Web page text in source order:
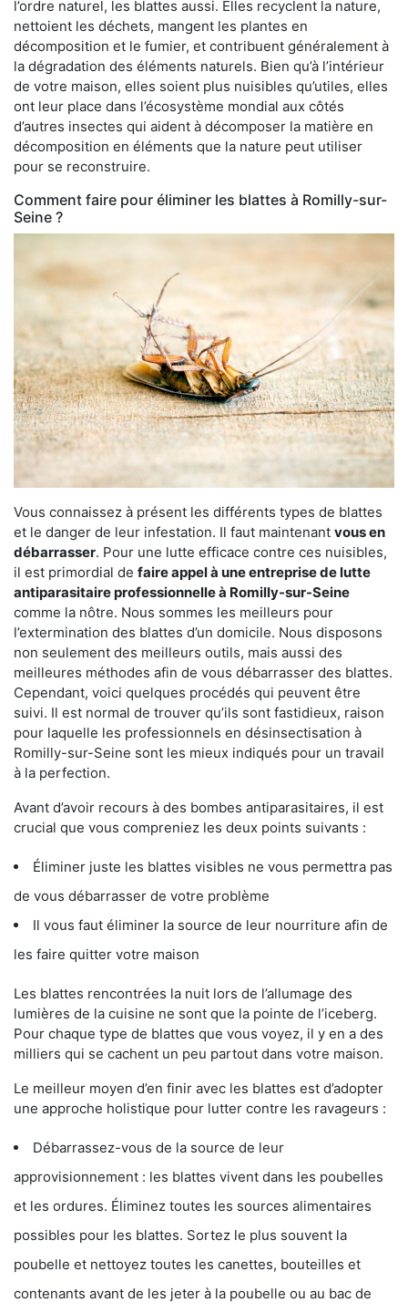
l’ordre naturel, les blattes aussi. Elles recyclent la nature,
nettoient les déchets, mangent les plantes en
décomposition et le fumier, et contribuent généralement à
la dégradation des éléments naturels. Bien qu’à l’intérieur
de votre maison, elles soient plus nuisibles qu’utiles, elles
ont leur place dans l’écosystème mondial aux côtés
d’autres insectes qui aident à décomposer la matière en
décomposition en éléments que la nature peut utiliser
pour se reconstruire.
Comment faire pour éliminer les blattes à Romilly-sur-
Seine ?
Vous connaissez à présent les différents types de blattes
et le danger de leur infestation. Il faut maintenant vous en
débarrasser. Pour une lutte efficace contre ces nuisibles,
il est primordial de faire appel à une entreprise de lutte
antiparasitaire professionnelle à Romilly-sur-Seine
comme la nôtre. Nous sommes les meilleurs pour
l’extermination des blattes d’un domicile. Nous disposons
non seulement des meilleurs outils, mais aussi des
meilleures méthodes afin de vous débarrasser des blattes.
Cependant, voici quelques procédés qui peuvent être
suivi. Il est normal de trouver qu’ils sont fastidieux, raison
pour laquelle les professionnels en désinsectisation à
Romilly-sur-Seine sont les mieux indiqués pour un travail
à la perfection.
Avant d’avoir recours à des bombes antiparasitaires, il est
crucial que vous compreniez les deux points suivants :
Éliminer juste les blattes visibles ne vous permettra pas
de vous débarrasser de votre problème
Il vous faut éliminer la source de leur nourriture afin de
les faire quitter votre maison
Les blattes rencontrées la nuit lors de l’allumage des
lumières de la cuisine ne sont que la pointe de l’iceberg.
Pour chaque type de blattes que vous voyez, il y en a des
milliers qui se cachent un peu partout dans votre maison.
Le meilleur moyen d’en finir avec les blattes est d’adopter
une approche holistique pour lutter contre les ravageurs :
Débarrassez-vous de la source de leur
approvisionnement : les blattes vivent dans les poubelles
et les ordures. Éliminez toutes les sources alimentaires
possibles pour les blattes. Sortez le plus souvent la
poubelle et nettoyez toutes les canettes, bouteilles et
contenants avant de les jeter à la poubelle ou au bac de